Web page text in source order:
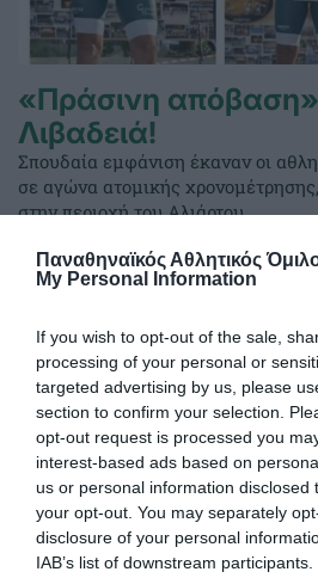
Παναθηναϊκός Αθλητικός
My Personal Information
If you wish to opt-out of the sale,
processing of your personal or
targeted advertising by us, please
section to confirm your selection.
opt-out request is processed you
interest-based ads based on
us or personal information disclosed
your opt-out. You may separately
disclosure of your personal
IAB’s list of downstream
«Πράσινη απόβαση»
Λιβαδειά!
Σπουδαία εμφάνιση έκαναν οι
σε αγώνα ατομικής
στην περιοχή του Αλιάρτου.
04.07.2026 ΠΟΔΗΛΑΣΙΑ